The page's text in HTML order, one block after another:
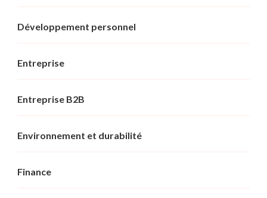
Développement personnel
Entreprise
Entreprise B2B
Environnement et durabilité
Finance